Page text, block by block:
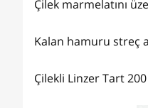
Çilek marmelatını
Kalan hamuru streç
Çilekli Linzer Tart